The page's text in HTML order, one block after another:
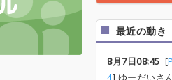
最近の動き
8月7日08:45 [
4] ゆーだいさ